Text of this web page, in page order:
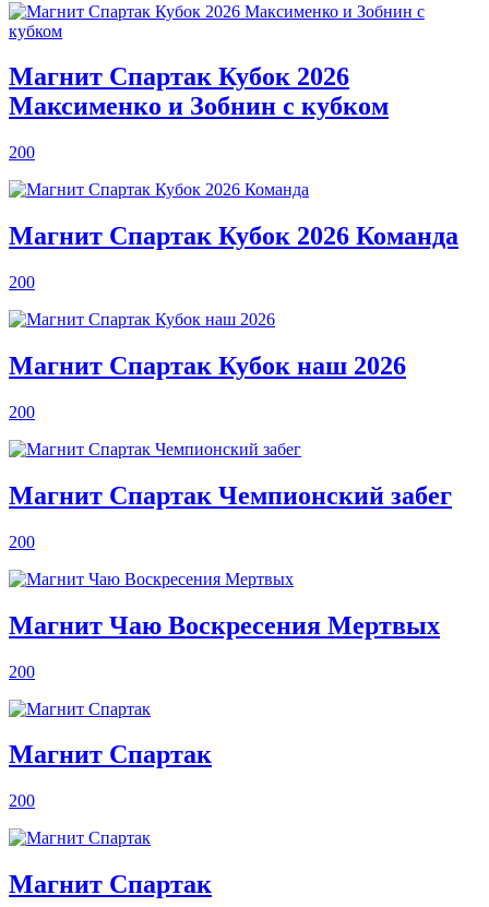
Магнит Спартак Кубок 2026
Максименко и Зобнин с кубком
200
Магнит Спартак Кубок 2026 Команда
200
Магнит Спартак Кубок наш 2026
200
Магнит Спартак Чемпионский забег
200
Магнит Чаю Воскресения Мертвых
200
Магнит Спартак
200
Магнит Спартак